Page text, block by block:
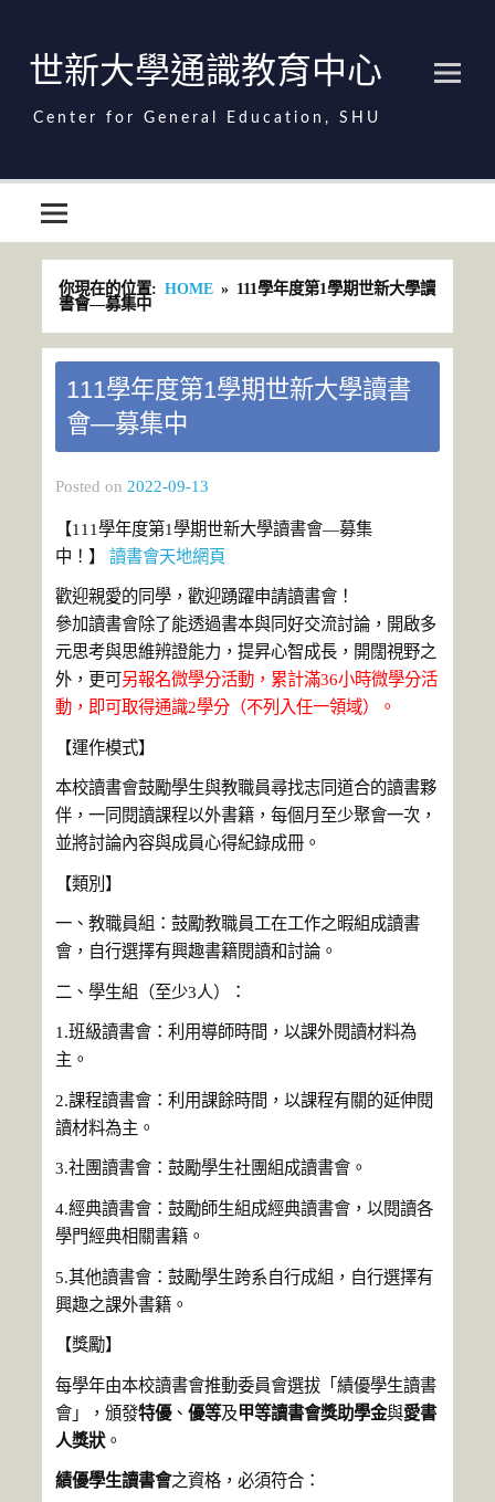
世新大學通識教育中心
你現在的位置: HOME
111學年度第1學期世新大學讀
書會—募集中
111學年度第1學期世新大學讀書
會—募集中
Posted on 2022-09-13
【111學年度第1學期世新大學讀書會—募集
中！】讀書會天地網頁
歡迎親愛的同學，歡迎踴躍申請讀書會！
參加讀書會除了能透過書本與同好交流討論，開啟多
元思考與思維辨證能力，提昇心智成長，開闊視野之
外，更可另報名微學分活動，累計滿36小時微學分活
動，即可取得通識2學分（不列入任一領域） 。
【運作模式】
本校讀書會鼓勵學生與教職員尋找志同道合的讀書夥
伴，一同閱讀課程以外書籍，每個月至少聚會一次，
並將討論內容與成員心得紀錄成冊。
【類別】
一、教職員組：鼓勵教職員工在工作之暇組成讀書
會，自行選擇有興趣書籍閱讀和討論。
二、學生組（至少3人）：
1.班級讀書會：利用導師時間，以課外閱讀材料為
主。
2.課程讀書會：利用課餘時間，以課程有關的延伸閱
讀材料為主。
3.社團讀書會：鼓勵學生社團組成讀書會。
4.經典讀書會：鼓勵師生組成經典讀書會，以閱讀各
學門經典相關書籍。
5.其他讀書會：鼓勵學生跨系自行成組，自行選擇有
興趣之課外書籍。
【獎勵】
每學年由本校讀書會推動委員會選拔「績優學生讀書
會」，頒發特優、優等及甲等讀書會獎助學金與愛書
人獎狀。
績優學生讀書會之資格，必須符合：